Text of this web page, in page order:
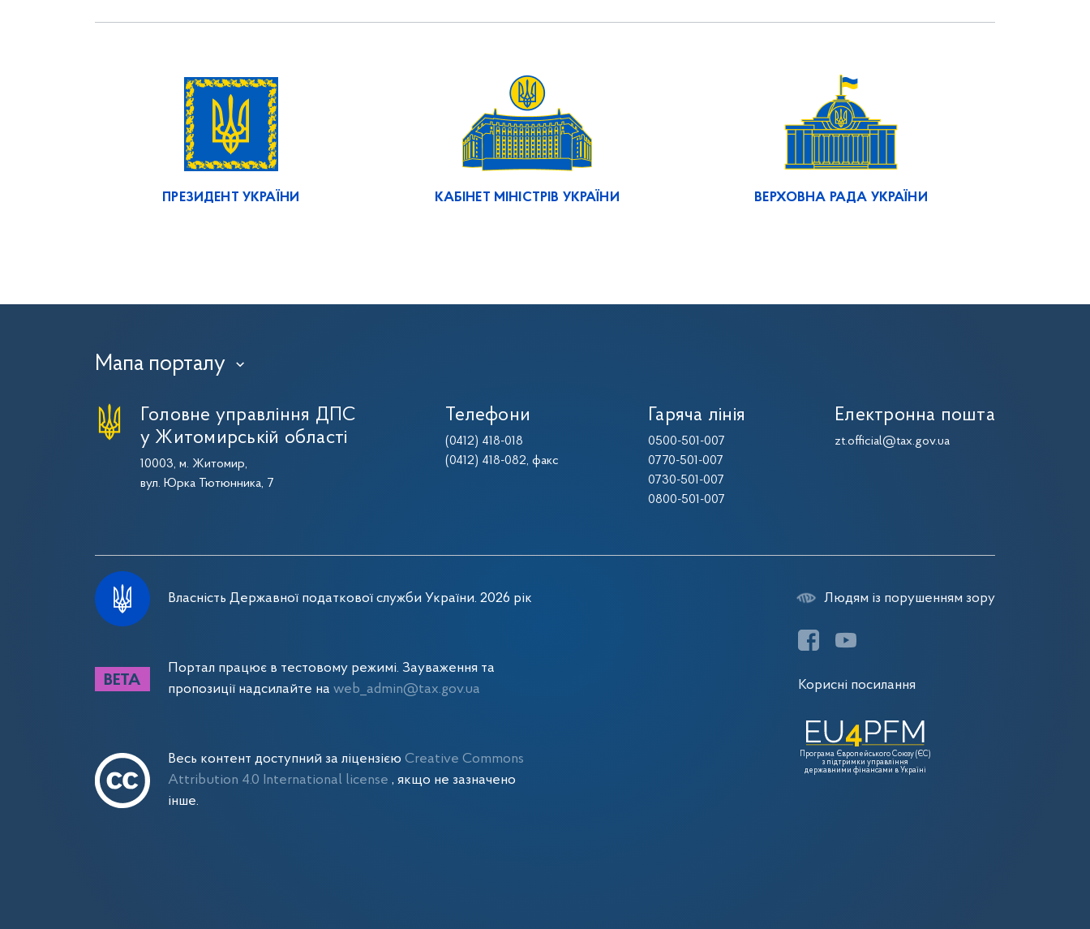
ПРЕЗИДЕНТ УКРАЇНИ КАБІНЕТ МІНІСТРІВ УКРАЇНИ ВЕРХОВНА РАДА УКРАЇНИ
Мапа порталу ›
Головне управління ДПС
у Житомирській області
10003, м. Житомир,
вул. Юрка Тютюнника, 7
Телефони
(0412) 418-018
(0412) 418-082, факс
Гаряча лінія
0500-501-007
0770-501-007
0730-501-007
0800-501-007
Електронна пошта
zt.official@tax.gov.ua
Власність Державної податкової служби України. 2026 рік
Портал працює в тестовому режимі. Зауваження та
пропозиції надсилайте на web_admin@tax.gov.ua
Весь контент доступний за ліцензією Creative Commons
Attribution 4.0 International license , якщо не зазначено
інше.
Людям із порушенням зору
Корисні посилання
Програма Європейського Союзу (ЄС)
з підтримки управління
державними фінансами в Україні